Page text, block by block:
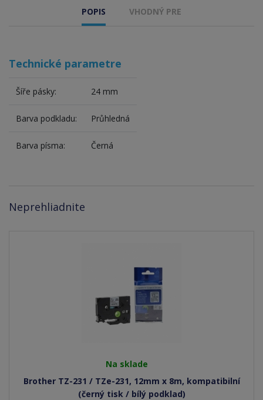
POPIS VHODNÝ PRE
Technické parametre
Šíře pásky: 24 mm
Barva podkladu: Průhledná
Barva písma: Černá
Neprehliadnite
Na sklade
Brother TZ-231 / TZe-231, 12mm x 8m, kompatibilní
(černý tisk / bílý podklad)